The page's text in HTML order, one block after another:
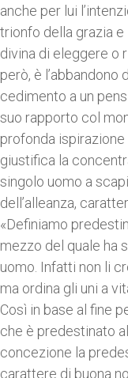
anche per lui
trionfo della grazia e
divina di eleggere o
però, è
cedimento a un
suo rapporto col
profonda
giustifica la
singolo uomo a
dell’alleanza,
«Definiamo
mezzo del quale ha
uomo. Infatti non li
ma ordina gli uni a
Così in base al fine
che è predestinato
concezione la
carattere di buona